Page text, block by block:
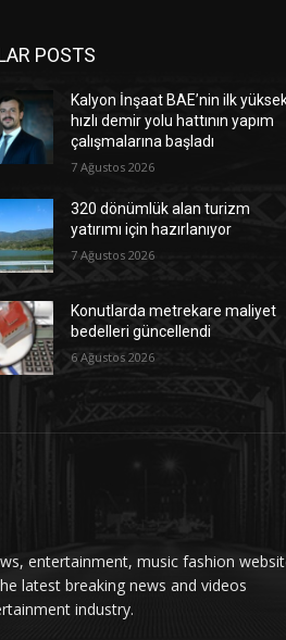
POSTS
Kalyon İnşaat BAE’nin ilk
hızlı demir yolu hattının yapım
çalışmalarına başladı
7 Ağustos 2026
320 dönümlük alan turizm
yatırımı için hazırlanıyor
7 Ağustos 2026
Konutlarda metrekare maliyet
bedelleri güncellendi
6 Ağustos 2026
entertainment, music fashion
latest breaking news and videos
industry.